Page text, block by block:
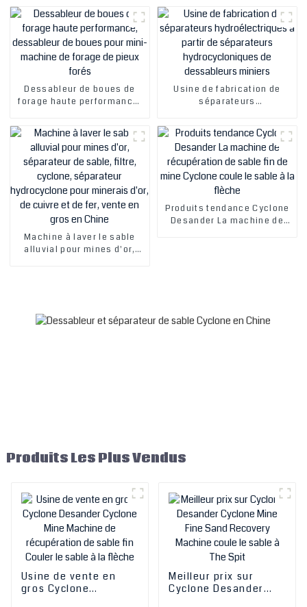
des solides des champs
pétrolifères, vente en gros
Dessableur de boues de
forage haute performance,
mini-machine de forage de
pieux forés
Usine de fabrication de
séparateurs
séparateurs
hydrocycloniques de
dessableurs miniers
Machine à laver le sable
alluvial pour mines d'or,
vente en gros en Chine
Produits tendance Cyclone
Desander La machine de
Produits Les Plus Vendus
Usine de vente en
gros Cyclone
Meilleur prix sur
Cyclone Desander